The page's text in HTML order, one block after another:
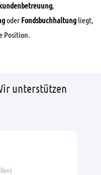
,
oder Fondsbuchhaltung liegt,
Position.
unterstützen